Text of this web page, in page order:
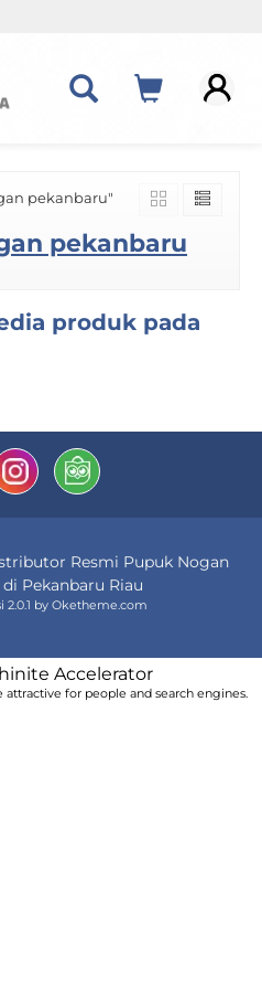
pekanbaru"
pekanbaru
produk pada
Resmi Pupuk Nogan
Pekanbaru Riau
2.0.1 by Oketheme.com
Accelerator
attractive for people and search engines.